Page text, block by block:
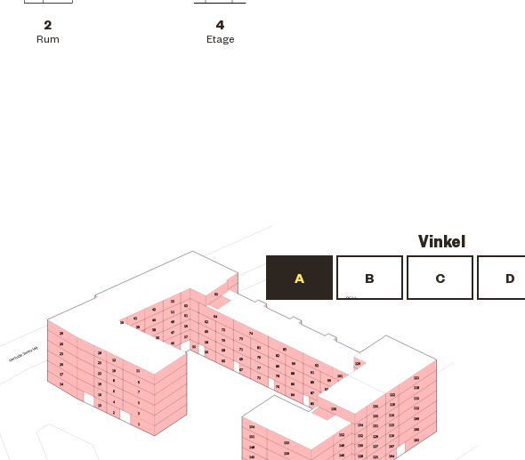
2
Rum
4
Etage
BF22
154
151
148
145
11
9
7
5
3
1
12
10
8
6
4
2
28
25
22
19
16
13
29
26
23
20
17
14
63
61
59
57
55
53
51
49
47
45
42
40
38
36
41
39
30
153
150
152
149
146
134
136
132
130
128
133
135
131
129
127
125
119
122
116
113
110
107
104
118
121
120
115
112
109
106
103
72
64
65
74
83
92
101
70
68
66
62
60
58
56
73
71
69
67
81
79
77
75
82
80
78
76
90
88
86
84
91
89 99
97
87
85